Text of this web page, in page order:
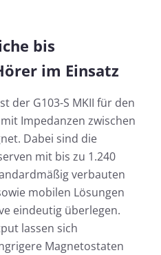
bis
im Einsatz
der G103-S MKII für den
Impedanzen zwischen
Dabei sind die
mit bis zu 1.240
verbauten
mobilen Lösungen
eindeutig überlegen.
lassen sich
Magnetostaten